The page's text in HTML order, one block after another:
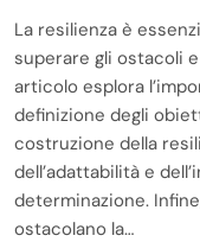
La resilienza è
superare gli ostacoli
articolo esplora
definizione degli
costruzione della
dell’adattabilità e
determinazione.
ostacolano la…